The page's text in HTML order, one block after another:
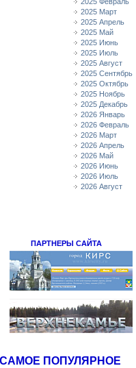
2025 Март
2025 Апрель
2025 Май
2025 Июнь
2025 Июль
2025 Август
2025 Сентябрь
2025 Октябрь
2025 Ноябрь
2025 Декабрь
2026 Январь
2026 Февраль
2026 Март
2026 Апрель
2026 Май
2026 Июнь
2026 Июль
2026 Август
ПАРТНЕРЫ САЙТА
САМОЕ ПОПУЛЯРНОЕ